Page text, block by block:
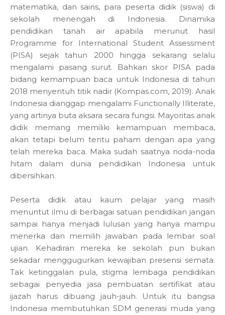
matematika, dan sains, para peserta didik (siswa) di
sekolah menengah di Indonesia. Dinamika
pendidikan tanah air apabila merunut hasil
Programme for International Student Assessment
(PISA) sejak tahun 2000 hingga sekarang selalu
mengalami pasang surut. Bahkan skor PISA pada
bidang kemampuan baca untuk Indonesia di tahun
2018 menyentuh titik nadir (Kompas.com, 2019). Anak
Indonesia dianggap mengalami Functionally Illiterate,
yang artinya buta aksara secara fungsi. Mayoritas anak
didik memang memiliki kemampuan membaca,
akan tetapi belum tentu paham dengan apa yang
telah mereka baca. Maka sudah saatnya noda-noda
hitam dalam dunia pendidikan Indonesia untuk
dibersihkan.
Peserta didik atau kaum pelajar yang masih
menuntut ilmu di berbagai satuan pendidikan jangan
sampai hanya menjadi lulusan yang hanya mampu
menerka dan memilih jawaban pada lembar soal
ujian. Kehadiran mereka ke sekolah pun bukan
sekadar menggugurkan kewajiban presensi semata.
Tak ketinggalan pula, stigma lembaga pendidikan
sebagai penyedia jasa pembuatan sertifikat atau
ijazah harus dibuang jauh-jauh. Untuk itu bangsa
Indonesia membutuhkan SDM generasi muda yang